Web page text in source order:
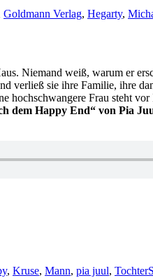
Goldmann Verlag, Hegarty,
Niemand weiß, warum er
verließ sie ihre Familie, ihre
Frau steht
dem Happy End“ von Pia
, Kruse, Mann, pia juul, Tochter